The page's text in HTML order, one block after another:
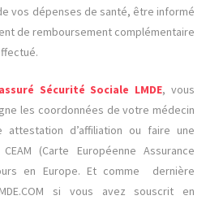
vos dépenses de santé, être informé
de remboursement complémentaire
assuré Sécurité Sociale LMDE, vous
les coordonnées de votre médecin
attestation d’affiliation ou faire une
(Carte Européenne Assurance
en Europe. Et comme dernière
si vous avez souscrit en